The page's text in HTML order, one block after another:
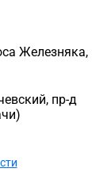
Железняка,
пр-д